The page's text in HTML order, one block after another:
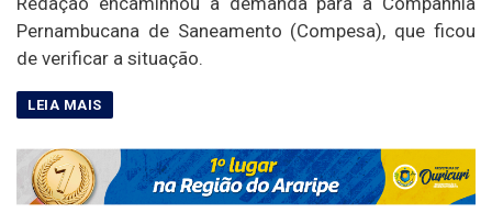
Pernambucana de Saneamento (Compesa), que ficou
de verificar a situação.